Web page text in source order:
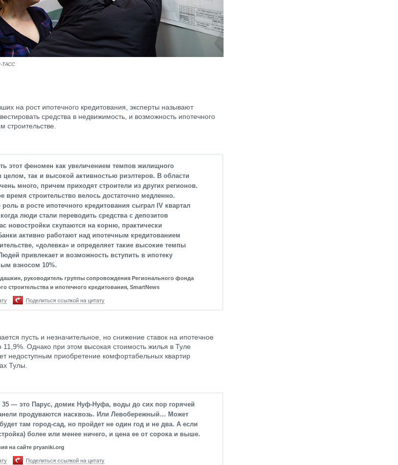
ТАСС
на рост ипотечного кредитования, эксперты называют
средства в недвижимость, и возможность ипотечного
строительстве.
этот феномен как увеличением темпов жилищного
целом, так и высокой активностью риэлтеров. В области
много, причем приходят строители из других регионов.
время строительство велось достаточно медленно.
в росте ипотечного кредитования сыграл IV квартал
люди стали переводить средства с депозитов
новостройки скупаются на корню, практически
активно работают над ипотечным кредитованием
«долевка» и определяет такие высокие темпы
привлекает и возможность вступить в ипотеку
взносом 10%.
руководитель группы сопровождения Регионального фонда
строительства и ипотечного кредитования, SmartNews
Поделиться ссылкой на цитату
пусть и незначительное, но снижение ставок на ипотечное
Однако при этом высокая стоимость жилья в Туле
недоступным приобретение комфортабельных квартир
Тулы.
35 — это Парус, домик Нуф-Нуфа, воды до сих пор горячей
продуваются насквозь. Или Левобережный… Может
там город-сад, но пройдет не один год и не два. А если
более или менее ничего, и цена ее от сорока и выше.
на сайте pryaniki.org
Поделиться ссылкой на цитату